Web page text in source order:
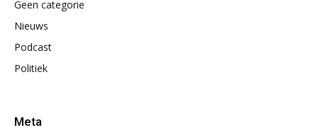
Geen categorie
Nieuws
Podcast
Politiek
Meta